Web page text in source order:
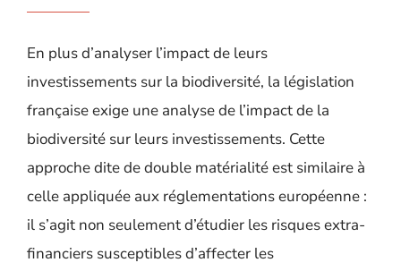
En plus d’analyser l’impact de leurs
investissements sur la biodiversité, la législation
française exige une analyse de l’impact de la
biodiversité sur leurs investissements. Cette
approche dite de double matérialité est similaire à
celle appliquée aux réglementations européenne :
il s’agit non seulement d’étudier les risques extra-
financiers susceptibles d’affecter les